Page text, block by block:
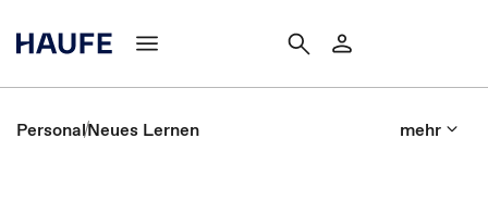
PersonalNeues Lernen mehr